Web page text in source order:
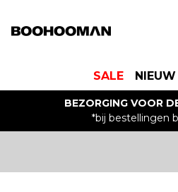
SALE NIEUW
BEZORGING VOOR
*bij bestellingen